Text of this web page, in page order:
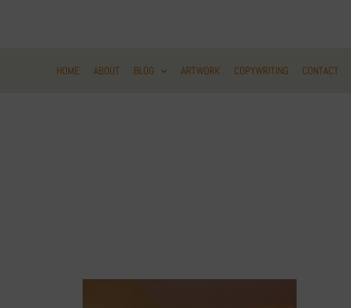
HOME ABOUT BLOG ARTWORK COPYWRITING CONTACT